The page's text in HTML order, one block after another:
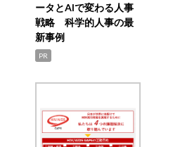
ータとAIで変わる人事
戦略 科学的人事の最
新事例
PR